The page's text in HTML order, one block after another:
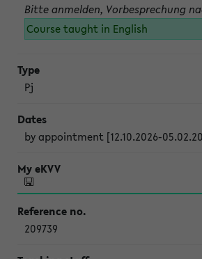
Bitte anmelden, Vorbesprechung
Course taught in English
Pj
by appointment [12.10.2026-
209739